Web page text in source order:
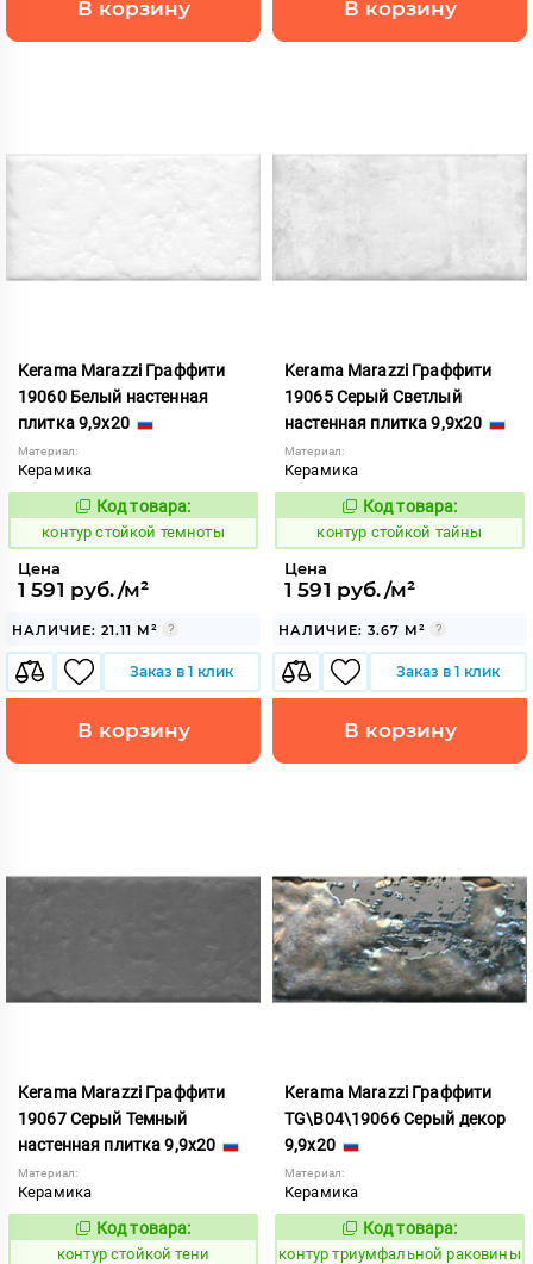
В корзину В корзину
Kerama Marazzi Граффити
19060 Белый настенная
плитка 9,9x20
Материал:
Керамика
762352
Код товара:
контур стойкой темноты
Цена
1 591 руб./м²
НАЛИЧИЕ: 21.11 М²
Заказ в 1 клик
В корзину
Kerama Marazzi Граффити
19065 Серый Светлый
настенная плитка 9,9x20
Материал:
Керамика
762351
Код товара:
контур стойкой тайны
Цена
1 591 руб./м²
НАЛИЧИЕ: 3.67 М²
Заказ в 1 клик
В корзину
Kerama Marazzi Граффити
19067 Серый Темный
настенная плитка 9,9x20
Материал:
Керамика
762353
Код товара:
контур стойкой тени
Kerama Marazzi Граффити
TG\B04\19066 Серый декор
9,9x20
Материал:
Керамика
763078
Код товара:
контур триумфальной раковины